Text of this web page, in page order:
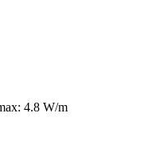
4.8 W/m